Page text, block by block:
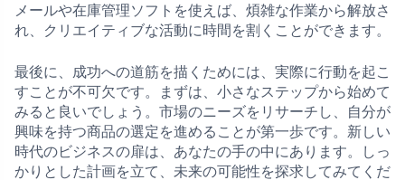
メールや在庫管理ソフトを使えば、煩雑な作業から解放さ
れ、クリエイティブな活動に時間を割くことができます。
最後に、成功への道筋を描くためには、実際に行動を起こ
すことが不可欠です。まずは、小さなステップから始めて
みると良いでしょう。市場のニーズをリサーチし、自分が
興味を持つ商品の選定を進めることが第一歩です。新しい
時代のビジネスの扉は、あなたの手の中にあります。しっ
かりとした計画を立て、未来の可能性を探求してみてくだ